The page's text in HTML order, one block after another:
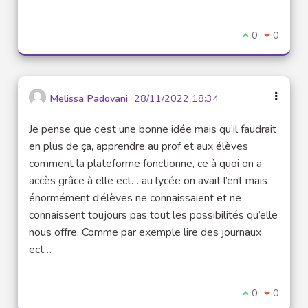
I agree with
0 I 0
Melissa Padovani 28/11/2022 18:34
Je pense que c’est une bonne idée mais qu’il faudrait
en plus de ça, apprendre au prof et aux élèves
comment la plateforme fonctionne, ce à quoi on a
accès grâce à elle ect… au lycée on avait l’ent mais
énormément d’élèves ne connaissaient et ne
connaissent toujours pas tout les possibilités qu’elle
nous offre. Comme par exemple lire des journaux
ect…
I agree with
0 I 0